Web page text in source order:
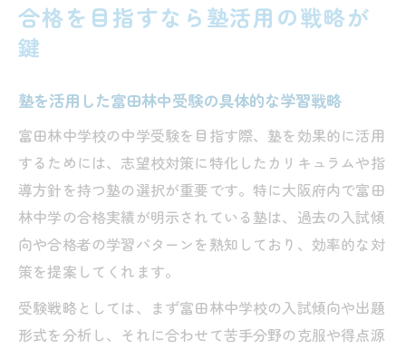
合格を目指すなら塾活用の戦略が
鍵
塾を活用した富田林中受験の具体的な学習戦略
富田林中学校の中学受験を目指す際、塾を効果的に活用
するためには、志望校対策に特化したカリキュラムや指
導方針を持つ塾の選択が重要です。特に大阪府内で富田
林中学の合格実績が明示されている塾は、過去の入試傾
向や合格者の学習パターンを熟知しており、効率的な対
策を提案してくれます。
受験戦略としては、まず富田林中学校の入試傾向や出題
形式を分析し、それに合わせて苦手分野の克服や得点源